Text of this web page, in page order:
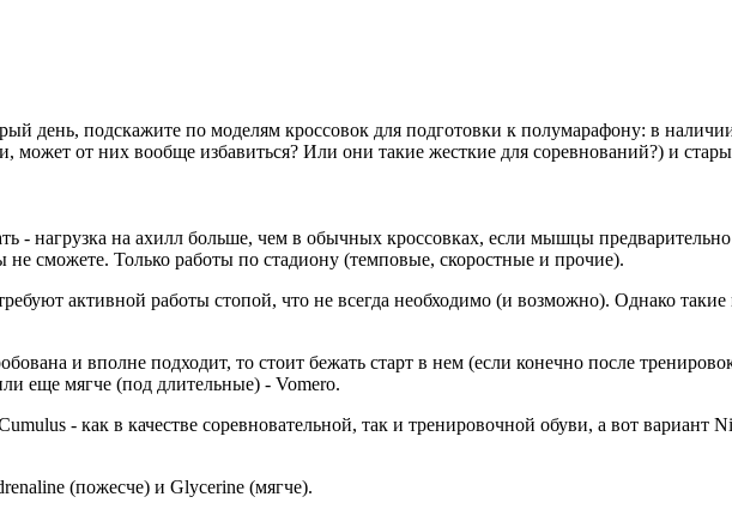
день, подскажите по моделям кроссовок для подготовки к полумарафону: в
может от них вообще избавиться? Или они такие жесткие для соревнований?) и
- нагрузка на ахилл больше, чем в обычных кроссовках, если мышцы
сможете. Только работы по стадиону (темповые, скоростные и прочие).
активной работы стопой, что не всегда необходимо (и возможно). Однако
и вполне подходит, то стоит бежать старт в нем (если конечно после
еще мягче (под длительные) - Vomero.
- как в качестве соревновательной, так и тренировочной обуви, а вот вариант
(пожесче) и Glycerine (мягче).